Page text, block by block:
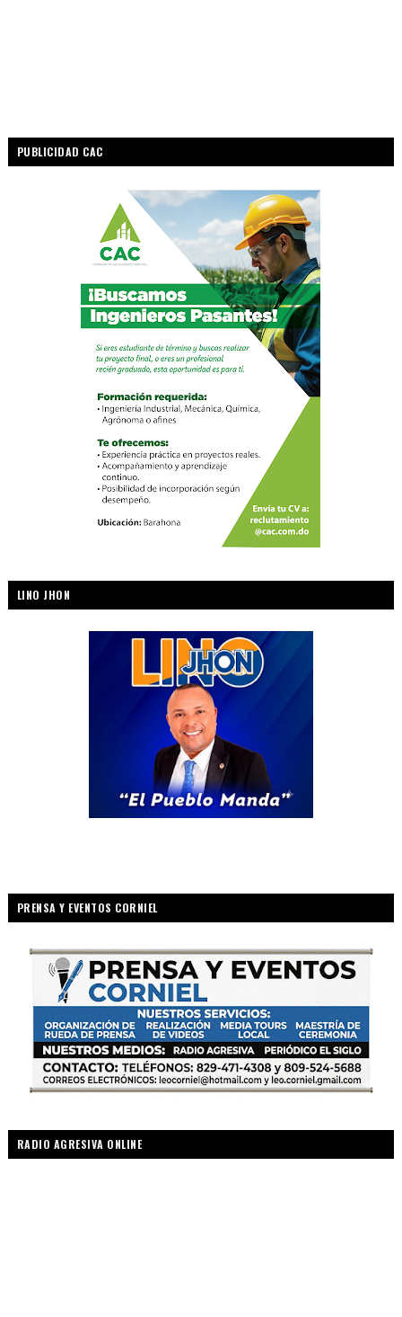
PUBLICIDAD CAC
LINO JHON
PRENSA Y EVENTOS CORNIEL
RADIO AGRESIVA ONLINE